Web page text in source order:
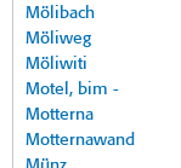
Mölibach
Möliweg
Möliwiti
Motel, bim -
Motterna
Motternawand